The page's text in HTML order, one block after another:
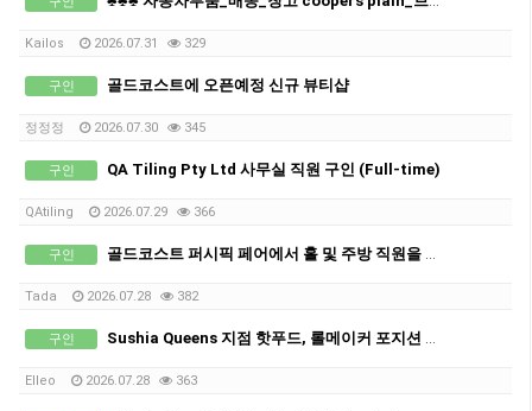
Kailos 2026.07.31 329
구인 골드코스트에 오픈예정 신규 뷰티샵
정정정 2026.07.30 345
구인 QA Tiling Pty Ltd 사무실 직원 구인 (Full-time)
QAtiling 2026.07.29 366
구인 골드코스트 퍼시픽 페어에서 홀 및 주방 직원을 모집합니다!
Tada 2026.07.28 382
구인 Sushia Queens 지점 핫푸드, 롤메이커 포지션 구인!
Elleo 2026.07.28 363